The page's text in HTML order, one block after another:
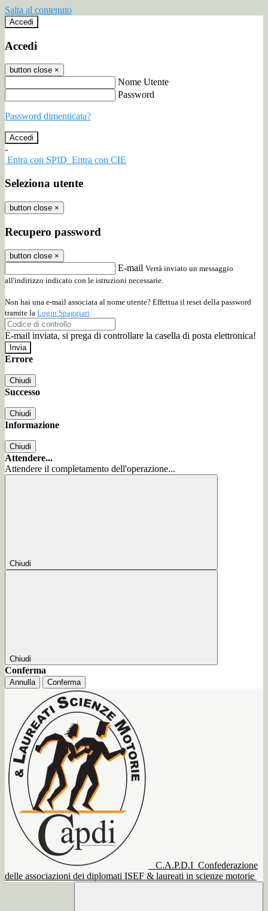
Salta al contenuto
Accedi
Accedi
button close ×
Nome Utente
Password
Password dimenticata?
-
Entra con SPID Entra con CIE
Seleziona utente
button close ×
Recupero password
button close ×
E-mail Verrà inviato un messaggio
all'indirizzo indicato con le istruzioni necessarie.
Non hai una e-mail associata al nome utente? Effettua il reset della password
tramite la Login Spaggiari
E-mail inviata, si prega di controllare la casella di posta elettronica!
Errore
Chiudi
Successo
Chiudi
Informazione
Chiudi
Attendere...
Attendere il completamento dell'operazione...
Chiudi
Chiudi
Conferma
Annulla Conferma
C.A.P.D.I Confederazione
delle associazioni dei diplomati ISEF & laureati in scienze motorie